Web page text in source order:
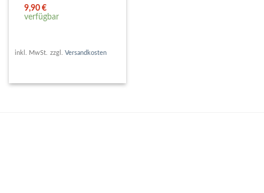
9,90€
verfügbar
inkl. MwSt. zzgl. Versandkosten